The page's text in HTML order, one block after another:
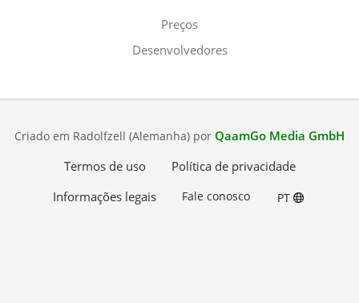
Preços
Desenvolvedores
Criado em Radolfzell (Alemanha) por QaamGo Media GmbH
Termos de uso
Política de privacidade
Informações legais
Fale conosco PT